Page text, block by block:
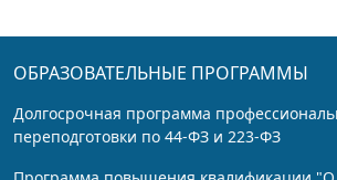
ОБРАЗОВАТЕЛЬНЫЕ ПРОГРАММЫ
Долгосрочная программа
переподготовки по 44-ФЗ и 223-ФЗ